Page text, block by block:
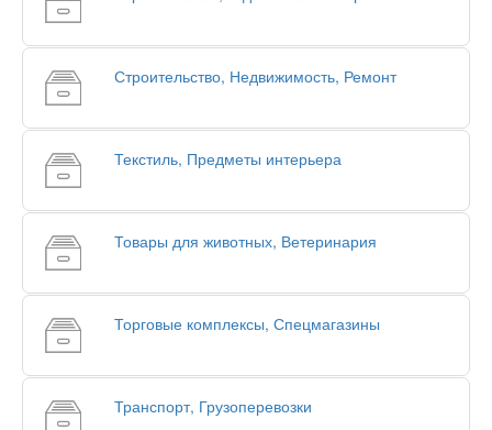
Строительство, Недвижимость, Ремонт
Текстиль, Предметы интерьера
Товары для животных, Ветеринария
Торговые комплексы, Спецмагазины
Транспорт, Грузоперевозки